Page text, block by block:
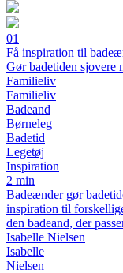
01
Få inspiration til
Gør badetiden sjovere
Familieliv
Familieliv
Badeand
Børneleg
Badetid
Legetøj
Inspiration
2 min
Badeænder gør
inspiration til
den badeand, der
Isabelle Nielsen
Isabelle
Nielsen